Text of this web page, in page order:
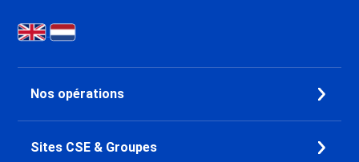
Promo Ski Les Menuires Brelin
Promo Ski Les Menuires Reberty
Nos opérations
Sites CSE & Groupes